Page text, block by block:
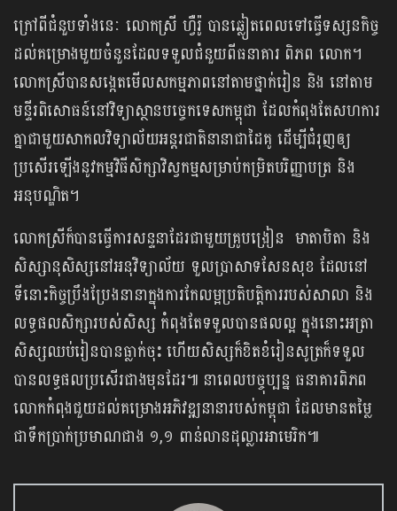
ក្រៅពីជំនួបទាំងនេៈ លោកស្រី ហ្វឺរ៉ូ បានឆ្លៀតពេលទៅធ្វើទស្សនកិច្ច
ដល់គម្រោងមួយចំនួនដែលទទួលជំនួយពីធនាគារ ពិភព លោក។
លោកស្រីបានសង្កេតមើលសកម្មភាពនៅតាមថ្នាក់រៀន និង នៅតាម
មន្ទីរពិសោធន៍នៅវិទ្យាស្ថានបច្ចេកទេសកម្ពុជា ដែលកំពុងតែសហការ
គ្នាជាមួយសាកលវិទ្យាល័យអន្តរជាតិនានាជាដៃគូ ដើម្បីជំរុញឲ្យ
ប្រសើរឡើងនូវកម្មវិធីសិក្សាវិស្វកម្មសម្រាប់កម្រិតបរិញ្ញាបត្រ និង
អនុបណ្ឌិត។
លោកស្រីក៏បានធ្វើការសន្ទនាដែរជាមួយគ្រូបង្រៀន មាតាបិតា និង
សិស្សានុសិស្សនៅអនុវិទ្យាល័យ ទួលប្រាសាទសែនសុខ ដែលនៅ
ទីនោះកិច្ចប្រឹងប្រែងនានាក្នុងការកែលម្អប្រតិបត្តិការរបស់សាលា និង
លទ្ធផលសិក្សារបស់សិស្ស កំពុងតែទទួលបានផលល្អ ក្នុងនោះអត្រា
សិស្សឈប់រៀនបានធ្លាក់ចុះ ហើយសិស្សក៏ខិតខំរៀនសូត្រក៏ទទួល
បានលទ្ធផលប្រសើរជាងមុនដែរ៕ នាពេលបច្ចុប្បន្ន ធនាគារពិភព
លោកកំពុងជួយដល់គម្រោងអភិវឌ្ឍនានារបស់កម្ពុជា ដែលមានតម្លៃ
ជាទឹកប្រាក់ប្រមាណជាង ១,១ ពាន់លានដុល្លារអាមេរិក៕